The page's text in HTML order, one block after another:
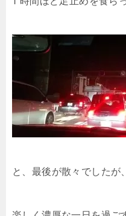
と、最後が散々でしたが、